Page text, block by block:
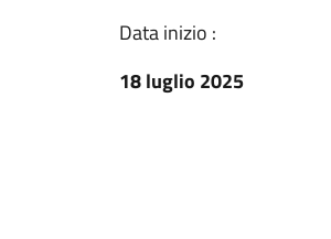
Data inizio :
18 luglio 2025